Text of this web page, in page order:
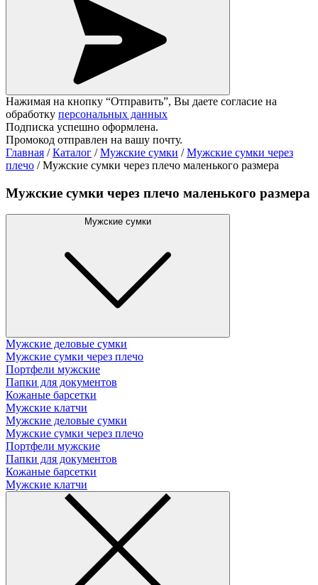
Нажимая на кнопку “Отправить”, Вы даете согласие на
обработку персональных данных
Подписка успешно оформлена.
Промокод отправлен на вашу почту.
Главная / Каталог / Мужские сумки / Мужские сумки через
плечо / Мужские сумки через плечо маленького размера
Мужские сумки через плечо маленького размера
Мужские сумки
Мужские деловые сумки
Мужские сумки через плечо
Портфели мужские
Папки для документов
Кожаные барсетки
Мужские клатчи
Мужские деловые сумки
Мужские сумки через плечо
Портфели мужские
Папки для документов
Кожаные барсетки
Мужские клатчи